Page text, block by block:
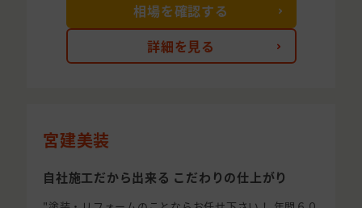
詳細を見る
相場を確認する
宮建美装
自社施工だから出来る こだわりの仕上がり